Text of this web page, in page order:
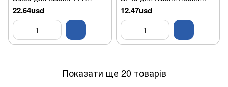
Original
22.64usd
K40S/Poco F4 Original
12.47usd
Показати ще 20 товарів